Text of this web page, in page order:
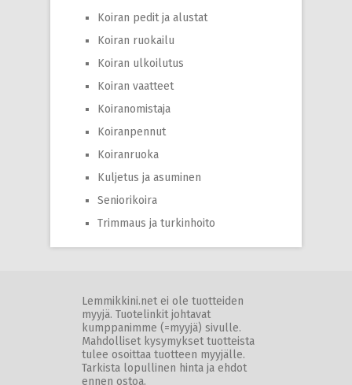
Koiran pedit ja alustat
Koiran ruokailu
Koiran ulkoilutus
Koiran vaatteet
Koiranomistaja
Koiranpennut
Koiranruoka
Kuljetus ja asuminen
Seniorikoira
Trimmaus ja turkinhoito
Lemmikkini.net ei ole tuotteiden
myyjä. Tuotelinkit johtavat
kumppanimme (=myyjä) sivulle.
Mahdolliset kysymykset tuotteista
tulee osoittaa tuotteen myyjälle.
Tarkista lopullinen hinta ja ehdot
ennen ostoa.